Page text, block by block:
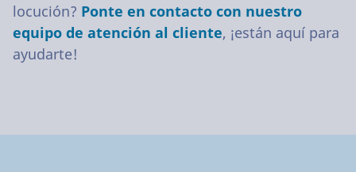
locución? Ponte en contacto con nuestro
equipo de atención al cliente, ¡están aquí para
ayudarte!